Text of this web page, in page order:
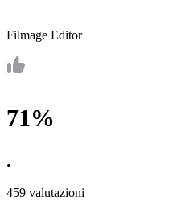
Filmage Editor
71%
•
459 valutazioni